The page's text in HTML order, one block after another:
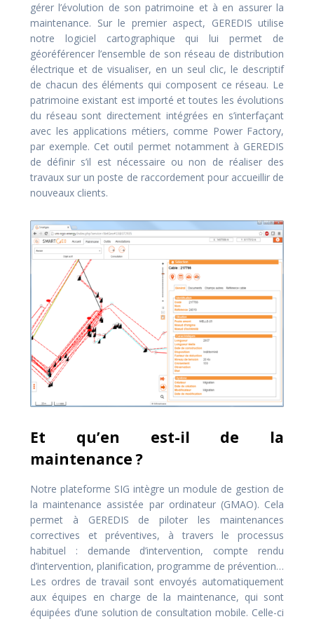
gérer l’évolution de son patrimoine et à en assurer la
maintenance. Sur le premier aspect, GEREDIS utilise
notre logiciel cartographique qui lui permet de
géoréférencer l’ensemble de son réseau de distribution
électrique et de visualiser, en un seul clic, le descriptif
de chacun des éléments qui composent ce réseau. Le
patrimoine existant est importé et toutes les évolutions
du réseau sont directement intégrées en s’interfaçant
avec les applications métiers, comme Power Factory,
par exemple. Cet outil permet notamment à GEREDIS
de définir s’il est nécessaire ou non de réaliser des
travaux sur un poste de raccordement pour accueillir de
nouveaux clients.
Et qu’en est-il de la
maintenance ?
Notre plateforme SIG intègre un module de gestion de
la maintenance assistée par ordinateur (GMAO). Cela
permet à GEREDIS de piloter les maintenances
correctives et préventives, à travers le processus
habituel : demande d’intervention, compte rendu
d’intervention, planification, programme de prévention…
Les ordres de travail sont envoyés automatiquement
aux équipes en charge de la maintenance, qui sont
équipées d’une solution de consultation mobile. Celle-ci